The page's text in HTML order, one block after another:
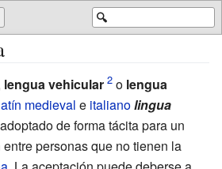
🔍
lengua vehicular o lengua
medieval e italianolingua
adoptado de forma tácita para un
personas que no tienen la